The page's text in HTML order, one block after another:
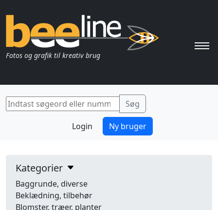
Fotos og grafik til kreativ brug
Login Ny bruger
Kategorier
Baggrunde, diverse
Beklædning, tilbehør
Blomster, træer, planter